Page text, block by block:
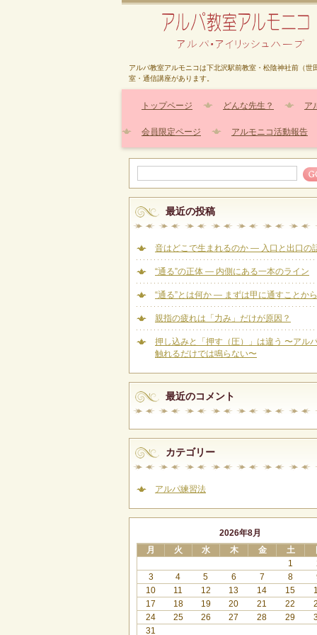
アルパ教室アルモニコは下北沢駅前教室・松陰神社前（
室・通信講座があります。
トップページ どんな先生？ ア
会員限定ページ アルモニコ活動報告
最近の投稿
音はどこで生まれるのか ― 入口と出口の
“通る”の正体 — 内側にある一本のライン
“通る”とは何か — まずは甲に通すことから
親指の疲れは「力み」だけが原因？
押し込みと「押す（圧）」は違う 〜アル
触れるだけでは鳴らない〜
最近のコメント
カテゴリー
アルパ練習法
2026年8月
月
火 水 木 金 土
1
3
4 5 6 7 8
10
11 12 13 14 15
17
18 19 20 21 22
24
25 26 27 28 29
31